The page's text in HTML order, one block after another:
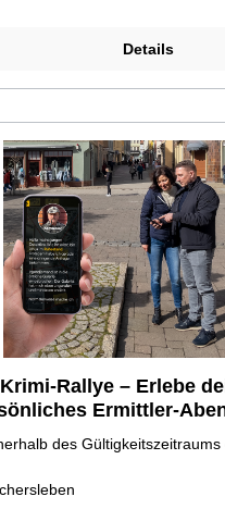
Details
Rallye – Erlebe
Ermittler-
des Gültigkeitszeitraums